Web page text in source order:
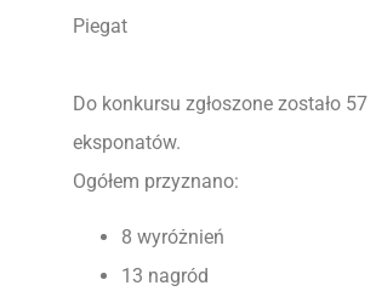
Piegat
Do konkursu zgłoszone zostało 57
eksponatów.
Ogółem przyznano:
8 wyróżnień
13 nagród